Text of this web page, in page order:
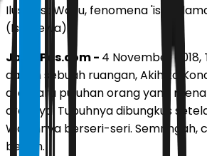
Ilustrasi: Waifu, fenomena 'istri
(Istimewa)
JawaPos.com - 4 November 2018,
dalam sebuah ruangan, Akihiko
di antara puluhan orang yang
arahnya. Tubuhnya dibungkus
Wajahnya berseri-seri. Semringah,
beban.